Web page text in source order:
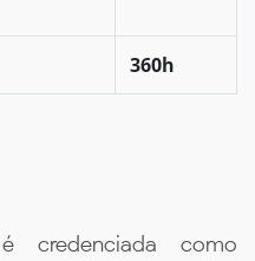
360h
credenciada como